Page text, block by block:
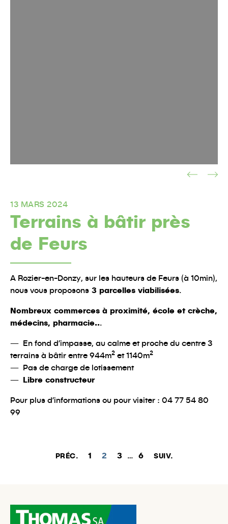
13 MARS 2024
Terrains à bâtir près
de Feurs
A Rozier-en-Donzy, sur les hauteurs de Feurs (à 10min),
nous vous proposons 3 parcelles viabilisées.
Nombreux commerces à proximité, école et crèche,
médecins, pharmacie...
En fond d’impasse, au calme et proche du centre 3
terrains à bâtir entre 944m² et 1140m²
Pas de charge de lotissement
Libre constructeur
Pour plus d’informations ou pour visiter : 04 77 54 80
99
PRÉC. 1 2 3 … 6 SUIV.